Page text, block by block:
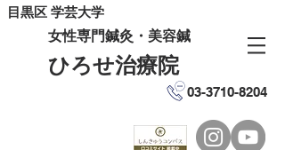
目黒区 学芸大学
女性専門鍼灸・美容鍼
ひろせ治療院
03-3710-8204